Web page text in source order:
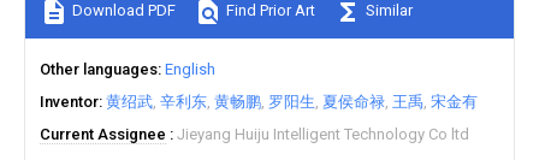
Download PDF Find Prior Art Similar
Other languages English
Inventor 黄绍武 辛利东 黄畅鹏 罗阳生 夏侯命禄 王禹 宋金有
Current Assignee
Jieyang Huiju Intelligent Technology Co ltd